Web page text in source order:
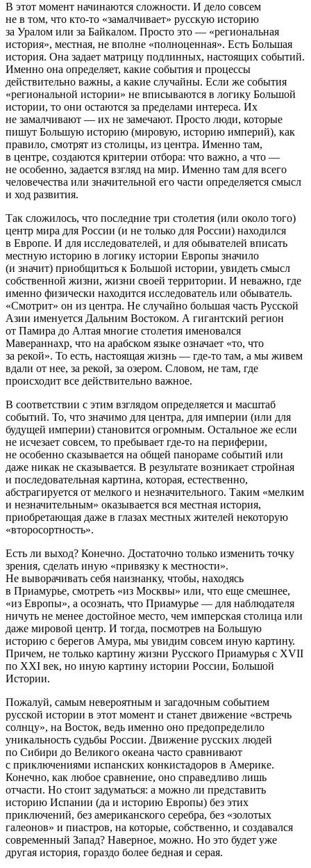
В этот момент начинаются сложности. И дело совсем
не в том, что кто-то «замалчивает» русскую историю
за Уралом или за Байкалом. Просто это — «региональная
история», местная, не вполне «полноценная». Есть Большая
история. Она задает матрицу подлинных, настоящих событий.
Именно она определяет, какие события и процессы
действительно важны, а какие случайны. Если же события
«региональной истории» не вписываются в логику Большой
истории, то они остаются за пределами интереса. Их
не замалчивают — их не замечают. Просто люди, которые
пишут Большую историю (мировую, историю империй), как
правило, смотрят из столицы, из центра. Именно там,
в центре, создаются критерии отбора: что важно, а что —
не особенно, задается взгляд на мир. Именно там для всего
человечества или значительной его части определяется смысл
и ход развития.
Так сложилось, что последние три столетия (или около того)
центр мира для России (и не только для России) находился
в Европе. И для исследователей, и для обывателей вписать
местную историю в логику истории Европы значило
(и значит) приобщиться к Большой истории, увидеть смысл
собственной жизни, жизни своей территории. И неважно, где
именно физически находится исследователь или обыватель.
«Смотрит» он из центра. Не случайно большая часть Русской
Азии именуется Дальним Востоком. А гигантский регион
от Памира до Алтая многие столетия именовался
Мавераннахр, что на арабском языке означает «то, что
за рекой». То есть, настоящая жизнь — где-то там, а мы живем
вдали от нее, за рекой, за озером. Словом, не там, где
происходит все действительно важное.
В соответствии с этим взглядом определяется и масштаб
событий. То, что значимо для центра, для империи (или для
будущей империи) становится огромным. Остальное же если
не исчезает совсем, то пребывает где-то на периферии,
не особенно сказывается на общей панораме событий или
даже никак не сказывается. В результате возникает стройная
и последовательная картина, которая, естественно,
абстрагируется от мелкого и незначительного. Таким «мелким
и незначительным» оказывается вся местная история,
приобретающая даже в глазах местных жителей некоторую
«второсортность».
Есть ли выход? Конечно. Достаточно только изменить точку
зрения, сделать иную «привязку к местности».
Не выворачивать себя наизнанку, чтобы, находясь
в Приамурье, смотреть «из Москвы» или, что еще смешнее,
«из Европы», а осознать, что Приамурье — для наблюдателя
ничуть не менее достойное место, чем имперская столица или
даже мировой центр. И тогда, посмотрев на Большую
историю с берегов Амура, мы увидим совсем иную картину.
Причем, не только картину жизни Русского Приамурья с XVII
по XXI век, но иную картину истории России, Большой
Истории.
Пожалуй, самым невероятным и загадочным событием
русской истории в этот момент и станет движение «встречь
солнцу», на Восток, ведь именно оно предопределило
уникальность судьбы России. Движение русских людей
по Сибири до Великого океана часто сравнивают
с приключениями испанских конкистадоров в Америке.
Конечно, как любое сравнение, оно справедливо лишь
отчасти. Но стоит задуматься: а можно ли представить
историю Испании (да и историю Европы) без этих
приключений, без американского серебра, без «золотых
галеонов» и пиастров, на которые, собственно, и создавался
современный Запад? Наверное, можно. Но это будет уже
другая история, гораздо более бедная и серая.